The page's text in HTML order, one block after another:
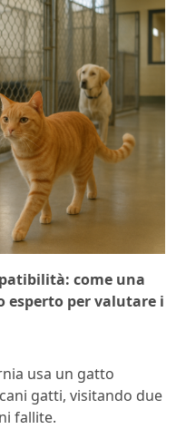
come una
esperto per valutare i
usa un gatto
gatti, visitando due
fallite.